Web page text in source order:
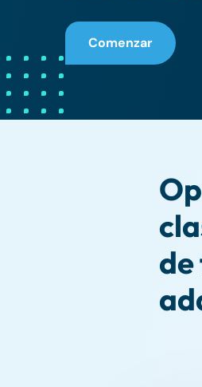
Comenzar
de